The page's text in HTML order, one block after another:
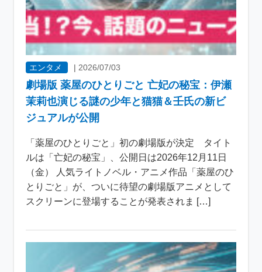
エンタメ | 2026/07/03
劇場版 薬屋のひとりごと 亡妃の秘宝：伊瀬
茉莉也演じる謎の少年と猫猫＆壬氏の新ビ
ジュアルが公開
「薬屋のひとりごと」初の劇場版が決定 タイト
ルは「亡妃の秘宝」、公開日は2026年12月11日
（金） 人気ライトノベル・アニメ作品「薬屋のひ
とりごと」が、ついに待望の劇場版アニメとして
スクリーンに登場することが発表されま […]